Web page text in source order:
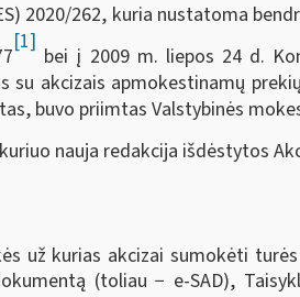
2020/262, kuria nustatoma
[1]
bei į 2009 m. liepos 24 d.
su akcizais apmokestinamų
buvo priimtas Valstybinės
nauja redakcija išdėstytos
už kurias akcizai sumokėti
(toliau − e-SAD),